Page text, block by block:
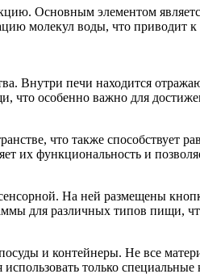
Основным элементом
молекул воды, что приводит
Внутри печи находится
особенно важно для
что также способствует
функциональность и
На ней размещены
для различных типов пищи,
и контейнеры. Не все
только